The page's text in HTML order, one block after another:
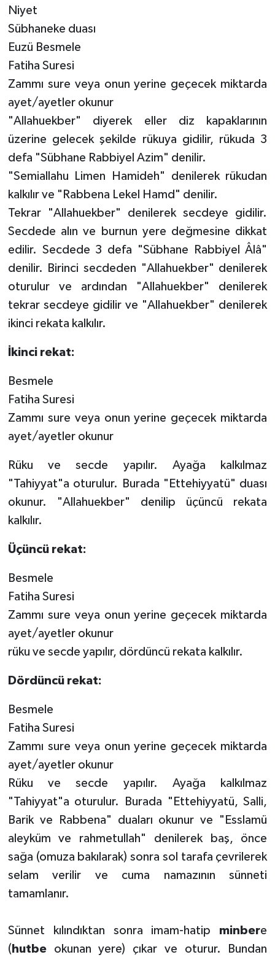
Niyet
Sübhaneke duası
Euzü Besmele
Fatiha Suresi
Zammı sure veya onun yerine geçecek miktarda
ayet/ayetler okunur
"Allahuekber" diyerek eller diz kapaklarının
üzerine gelecek şekilde rükuya gidilir, rükuda 3
defa "Sübhane Rabbiyel Azim" denilir.
"Semiallahu Limen Hamideh" denilerek rükudan
kalkılır ve "Rabbena Lekel Hamd" denilir.
Tekrar "Allahuekber" denilerek secdeye gidilir.
Secdede alın ve burnun yere değmesine dikkat
edilir. Secdede 3 defa "Sübhane Rabbiyel Âlâ"
denilir. Birinci secdeden "Allahuekber" denilerek
oturulur ve ardından "Allahuekber" denilerek
tekrar secdeye gidilir ve "Allahuekber" denilerek
ikinci rekata kalkılır.
İkinci rekat:
Besmele
Fatiha Suresi
Zammı sure veya onun yerine geçecek miktarda
ayet/ayetler okunur
Rüku ve secde yapılır. Ayağa kalkılmaz
"Tahiyyat"a oturulur. Burada "Ettehiyyatü" duası
okunur. "Allahuekber" denilip üçüncü rekata
kalkılır.
Üçüncü rekat:
Besmele
Fatiha Suresi
Zammı sure veya onun yerine geçecek miktarda
ayet/ayetler okunur
rüku ve secde yapılır, dördüncü rekata kalkılır.
Dördüncü rekat:
Besmele
Fatiha Suresi
Zammı sure veya onun yerine geçecek miktarda
ayet/ayetler okunur
Rüku ve secde yapılır. Ayağa kalkılmaz
"Tahiyyat"a oturulur. Burada "Ettehiyyatü, Salli,
Barik ve Rabbena" duaları okunur ve "Esslamü
aleyküm ve rahmetullah" denilerek baş, önce
sağa (omuza bakılarak) sonra sol tarafa çevrilerek
selam verilir ve cuma namazının sünneti
tamamlanır.
Sünnet kılındıktan sonra imam-hatip minbere
( hutbeokunan yere) çıkar ve oturur. Bundan
Eskişehir Müftülüğü
Gaziantep Müftülüğü
Giresun Müftülüğü
Gümüşhane Müftülüğü
Hakkari Müftülüğü
Hatay Müftülüğü
Isparta Müftülüğü
İstanbul Müftülüğü
Karabük Müftülüğü
Karaman Müftülüğü
Kars Müftülüğü
Kastamonu Müftülüğü
Kayseri Müftülüğü
Kilis Müftülüğü
Kırıkkale Müftülüğü
Kırklareli Müftülüğü
Kırşehir Müftülüğü
Kocaeli Müftülüğü
Konya Müftülüğü
Malatya Müftülüğü
Manisa Müftülüğü
Mardin Müftülüğü
Mersin Müftülüğü
Muğla Müftülüğü
Muş Müftülüğü